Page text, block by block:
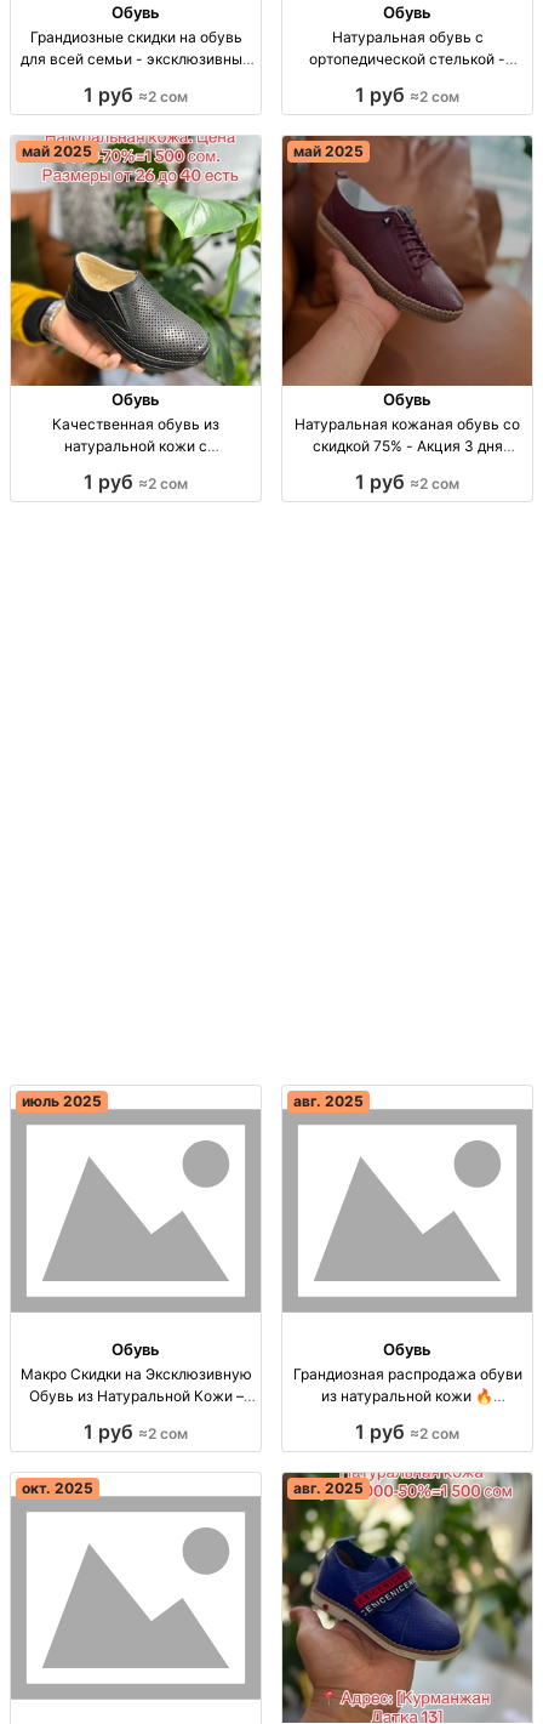
Обувь
Грандиозные скидки на обувь
для всей семьи - эксклюзивные
до 85% на обувь из натуральной
1,500 сом!
1 руб ≈2 сом
Обувь
Натуральная обувь с
ортопедической стелькой -
из нат. кожи с ортопед. стелькой,
1 руб ≈2 сом
май 2025
Обувь
Качественная обувь из
натуральной кожи с
эксклюзивное предложение
1 руб ≈2 сом
май 2025
Обувь
Натуральная кожаная обувь со
скидкой 75% - Акция 3 дня
1500 сом, размеры 36-40.
1 руб ≈2 сом
июль 2025
Обувь
Макро Скидки на Эксклюзивную
Обувь из Натуральной Кожи –
Эксклюзивная обувь из
Размеры 41-45. Торопитесь!
1 руб ≈2 сом
авг. 2025
Обувь
Грандиозная распродажа обуви
из натуральной кожи 🔥
скидка на обувь из натуральной
1 руб ≈2 сом
окт. 2025 авг. 2025